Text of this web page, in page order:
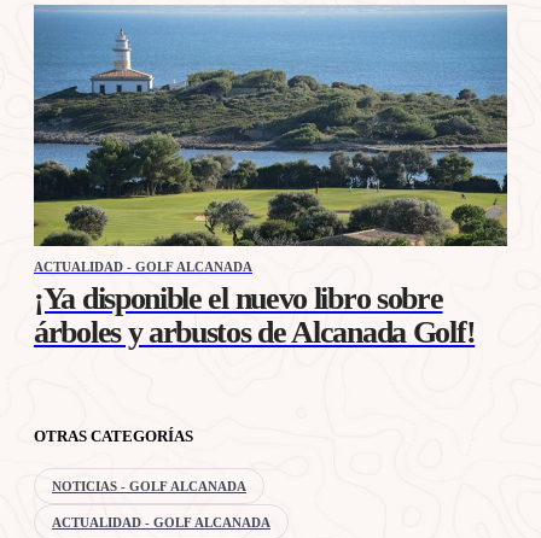
ACTUALIDAD - GOLF ALCANADA
¡Ya disponible el nuevo libro sobre
árboles y arbustos de Alcanada Golf!
OTRAS CATEGORÍAS
NOTICIAS - GOLF ALCANADA
ACTUALIDAD - GOLF ALCANADA